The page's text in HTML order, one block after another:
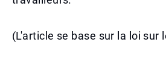
(L'article se base sur la loi sur